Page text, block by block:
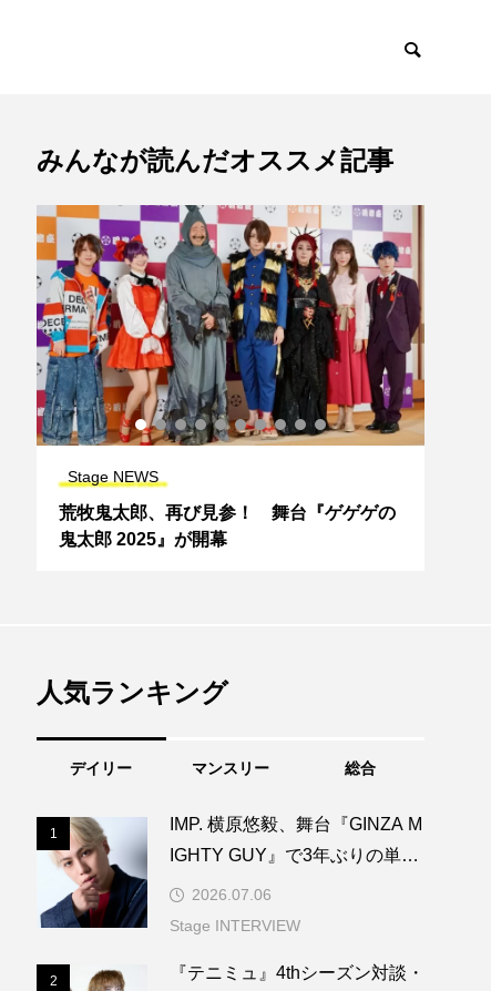
みんなが読んだオススメ記事
Stage INTERVIEW
松下洸平が、こまつ座『闇に咲く花』に挑
む
人気ランキング
デイリー マンスリー 総合
1
IMP. 横原悠毅、舞台『GINZA M
IGHTY GUY』で3年ぶりの単独
主演！
2026.07.06
Stage INTERVIEW
2
『テニミュ』4thシーズン対談・